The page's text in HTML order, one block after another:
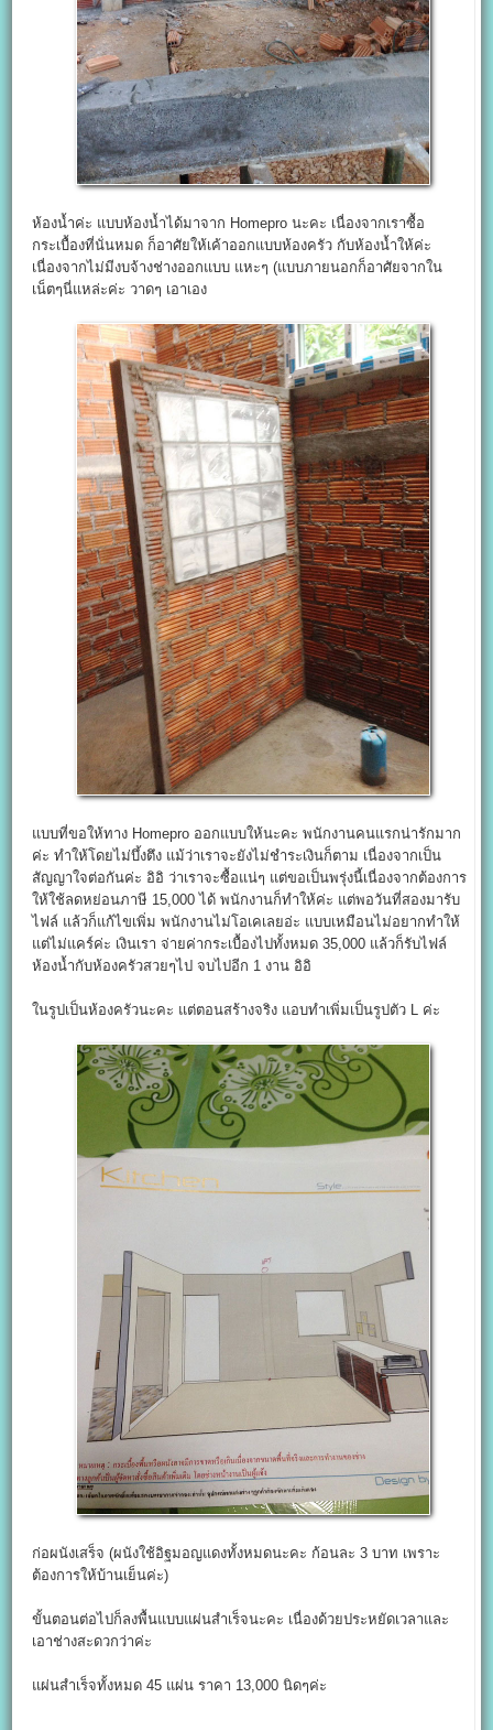
ห้องน้ำค่ะ แบบห้องน้ำได้มาจาก Homepro นะคะ เนื่องจากเราซื้อ
กระเบื้องที่นั่นหมด ก็อาศัยให้เค้าออกแบบห้องครัว กับห้องน้ำให้ค่ะ
เนื่องจากไม่มีงบจ้างช่างออกแบบ แหะๆ (แบบภายนอกก็อาศัยจากใน
เน็ตๆนี่แหล่ะค่ะ วาดๆ เอาเอง
แบบที่ขอให้ทาง Homepro ออกแบบให้นะคะ พนักงานคนแรกน่ารักมาก
ค่ะ ทำให้โดยไม่บึ้งตึง แม้ว่าเราจะยังไม่ชำระเงินก็ตาม เนื่องจากเป็น
สัญญาใจต่อกันค่ะ อิอิ ว่าเราจะซื้อแน่ๆ แต่ขอเป็นพรุ่งนี้เนื่องจากต้องการ
ให้ใช้ลดหย่อนภาษี 15,000 ได้ พนักงานก็ทำให้ค่ะ แต่พอวันที่สองมารับ
ไฟล์ แล้วก็แก้ไขเพิ่ม พนักงานไม่โอเคเลยอ่ะ แบบเหมือนไม่อยากทำให้
แต่ไม่แคร์ค่ะ เงินเรา จ่ายค่ากระเบื้องไปทั้งหมด 35,000 แล้วก็รับไฟล์
ห้องน้ำกับห้องครัวสวยๆไป จบไปอีก 1 งาน อิอิ
ในรูปเป็นห้องครัวนะคะ แต่ตอนสร้างจริง แอบทำเพิ่มเป็นรูปตัว L ค่ะ
ก่อผนังเสร็จ (ผนังใช้อิฐมอญแดงทั้งหมดนะคะ ก้อนละ 3 บาท เพราะ
ต้องการให้บ้านเย็นค่ะ)
ขั้นตอนต่อไปก็ลงพื้นแบบแผ่นสำเร็จนะคะ เนื่องด้วยประหยัดเวลาและ
เอาช่างสะดวกว่าค่ะ
แผ่นสำเร็จทั้งหมด 45 แผ่น ราคา 13,000 นิดๆค่ะ